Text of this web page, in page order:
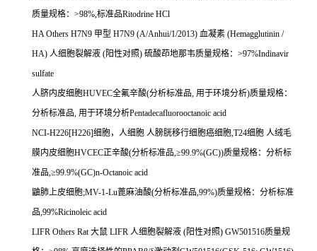
质量规格： >98%,标准品Ritodrine HCl
HA Others H7N9 甲型 H7N9 (A/Anhui/1/2013) 血凝素 (Hemagglutinin /
HA) 人细胞裂解液 (阳性对照) 硫酸茚地那韦质量规格： >97%Indinavir
sulfate
人脐内皮细胞HUVEC全氟辛酸(分析标准品, 用于环境分析)质量规格：
分析标准品, 用于环境分析Pentadecafluorooctanoic acid
NCI-H226[H226]细胞，人细胞 人膀胱移行细胞癌细胞,T24细胞 人绒毛
膜内皮细胞HVCEC正辛酸(分析标准品,≥99.9%(GC))质量规格：分析标
准品,≥99.9%(GC)n-Octanoic acid
鼬肺上皮细胞;MV-1-Lu蓖麻油酸(分析标准品,99%)质量规格：分析标准
品,99%Ricinoleic acid
LIFR Others Rat大鼠 LIFR 人细胞裂解液 (阳性对照) GW501516质量规